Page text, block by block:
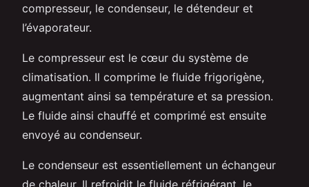
compresseur, le condenseur, le détendeur et
l’évaporateur.
Le compresseur est le cœur du système de
climatisation. Il comprime le fluide frigorigène,
augmentant ainsi sa température et sa pression.
Le fluide ainsi chauffé et comprimé est ensuite
envoyé au condenseur.
Le condenseur est essentiellement un échangeur
de chaleur. Il refroidit le fluide réfrigérant, le